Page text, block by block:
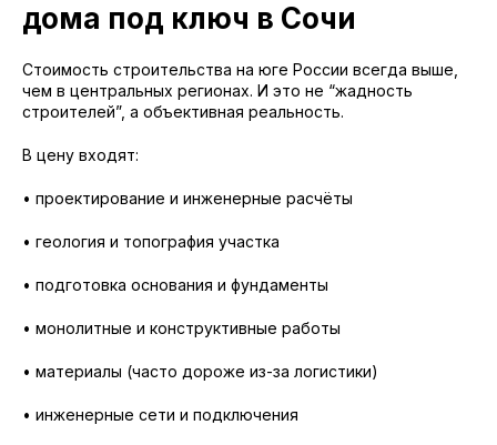
дома под ключ в Сочи
Стоимость строительства на юге России всегда выше,
чем в центральных регионах. И это не “жадность
строителей”, а объективная реальность.
В цену входят:
• проектирование и инженерные расчёты
• геология и топография участка
• подготовка основания и фундаменты
• монолитные и конструктивные работы
• материалы (часто дороже из-за логистики)
• инженерные сети и подключения